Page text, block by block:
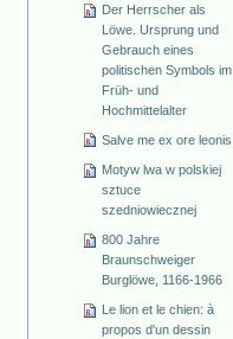
Der Herrscher als
Löwe. Ursprung und
Gebrauch eines
politischen Symbols im
Früh- und
Hochmittelalter
Salve me ex ore leonis
Motyw lwa w polskiej
sztuce
szedniowiecznej
800 Jahre
Braunschweiger
Burglöwe, 1166-1966
Le lion et le chien: à
propos d'un dessin